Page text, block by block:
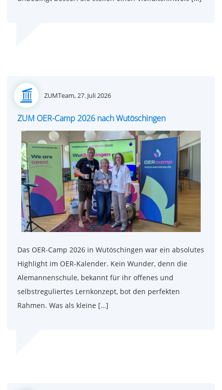
ZUMTeam, Posted
27. Juli 2026
ZUM OER-Camp 2026 nach Wutöschingen
Das OER-Camp 2026 in Wutöschingen war ein absolutes
Highlight im OER-Kalender. Kein Wunder, denn die
Alemannenschule, bekannt für ihr offenes und
selbstreguliertes Lernkonzept, bot den perfekten
Rahmen. Was als kleine […]